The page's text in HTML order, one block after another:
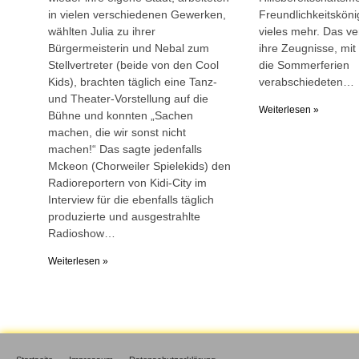
in vielen verschiedenen Gewerken,
wählten Julia zu ihrer
Bürgermeisterin und Nebal zum
Stellvertreter (beide von den Cool
Kids), brachten täglich eine Tanz-
und Theater-Vorstellung auf die
Bühne und konnten „Sachen
machen, die wir sonst nicht
machen!“ Das sagte jedenfalls
Mckeon (Chorweiler Spielekids) den
Radioreportern von Kidi-City im
Interview für die ebenfalls täglich
produzierte und ausgestrahlte
Radioshow…
Weiterlesen »
vieles mehr. Das
ihre Zeugnisse,
die Sommerferien
verabschiedeten…
Weiterlesen »